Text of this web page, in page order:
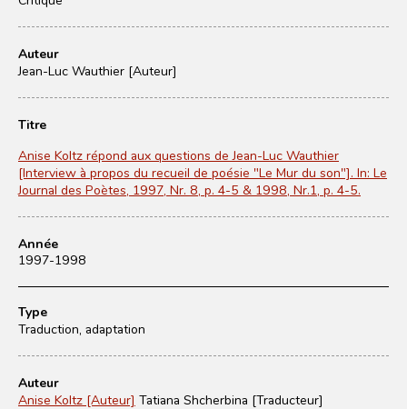
Auteur
Jean-Luc Wauthier [Auteur]
Titre
Anise Koltz répond aux questions de Jean-Luc Wauthier
[Interview à propos du recueil de poésie "Le Mur du son"]. In: Le
Journal des Poètes, 1997, Nr. 8, p. 4-5 & 1998, Nr.1, p. 4-5.
Année
1997-1998
Type
Traduction, adaptation
Auteur
Anise Koltz [Auteur] Tatiana Shcherbina [Traducteur]